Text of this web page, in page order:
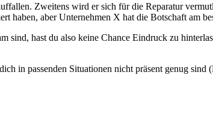
Zweitens wird er sich für die Reparatur
haben, aber Unternehmen X hat die Botschaft am
hast du also keine Chance Eindruck zu
in passenden Situationen nicht präsent genug